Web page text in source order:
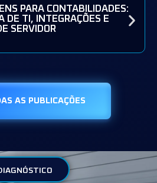
PARA CONTABILIDADES:
DE TI, INTEGRAÇÕES E
SERVIDOR
AS PUBLICAÇÕES